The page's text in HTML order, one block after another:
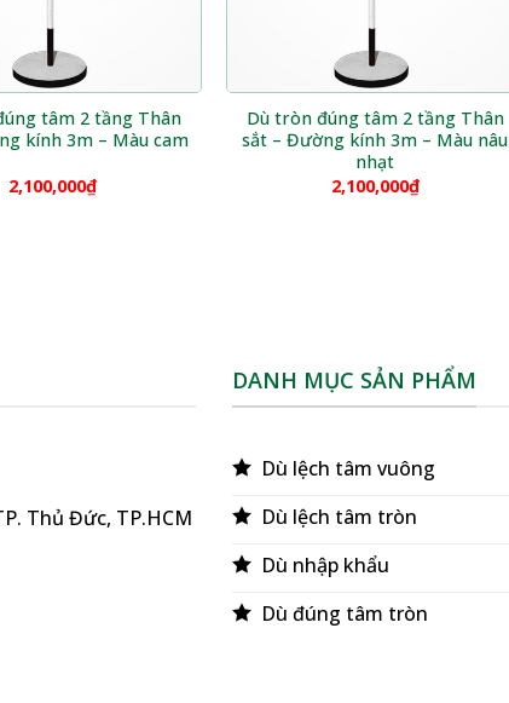
tâm 2 tầng Thân
kính 3m – Màu cam
2,100,000₫
Dù tròn đúng tâm 2 tầng Thân
sắt – Đường kính 3m – Màu nâu
nhạt
2,100,000₫
Thủ Đức, TP.HCM
DANH MỤC SẢN PHẨM
Dù lệch tâm vuông
Dù lệch tâm tròn
Dù nhập khẩu
Dù đúng tâm tròn